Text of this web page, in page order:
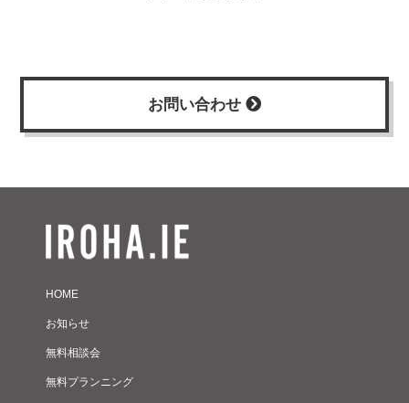
お問い合わせ
HOME
お知らせ
無料相談会
無料プランニング